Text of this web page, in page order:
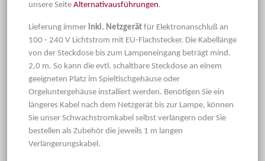
unsere Seite Alternativausführungen.
Lieferung immer inkl. Netzgerät für Elektronanschluß an
100 - 240 V Lichtstrom mit EU-Flachstecker. Die Kabellänge
von der Steckdose bis zum Lampeneingang beträgt mind.
2,0 m. So kann die evtl. schaltbare Steckdose an einem
geeigneten Platz im Spieltischgehäuse oder
Orgeluntergehäuse installiert werden. Benötigen Sie ein
längeres Kabel nach dem Netzgerät bis zur Lampe, können
Sie unser Schwachstromkabel selbst verlängern oder Sie
bestellen als Zubehör die jeweils 1 m langen
Verlängerungskabel.